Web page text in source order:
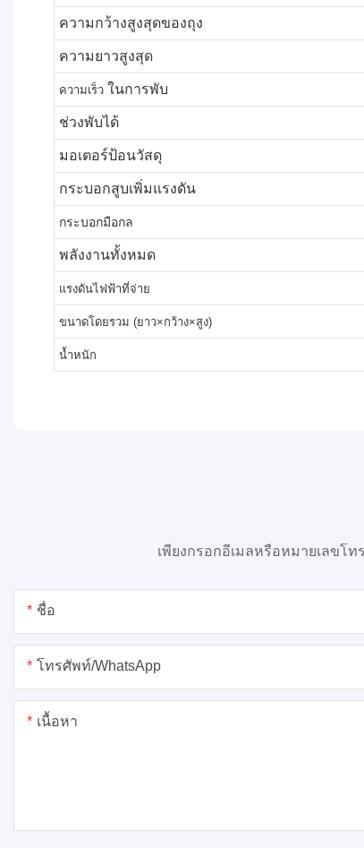
ความกว้างสูงสุดของถุง
ความยาวสูงสุด
ความเร็ว ในการพับ
ช่วงพับได้
มอเตอร์ป้อนวัสดุ
กระบอกสูบเพิ่มแรงดัน
กระบอกมือกล
พลังงานทั้งหมด
แรงดันไฟฟ้าที่จ่าย
ขนาดโดยรวม (ยาว×กว้าง×สูง)
น้ำหนัก
เพียงกรอกอีเมลหรือหมายเลขโ
ชื่อ
โทรศัพท์/WhatsApp
เนื้อหา